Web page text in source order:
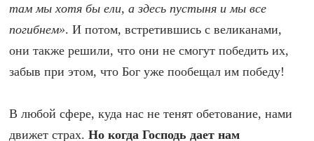
там мы хотя бы ели, а здесь пустыня и мы все
погибнем». И потом, встретившись с великанами,
они также решили, что они не смогут победить их,
забыв при этом, что Бог уже пообещал им победу!
В любой сфере, куда нас не тенят обетование, нами
движет страх.Но когда Господь дает нам